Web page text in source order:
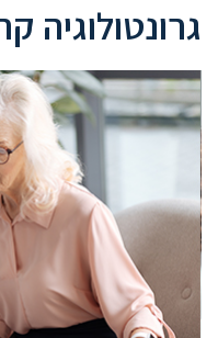
גרונטולוגיה